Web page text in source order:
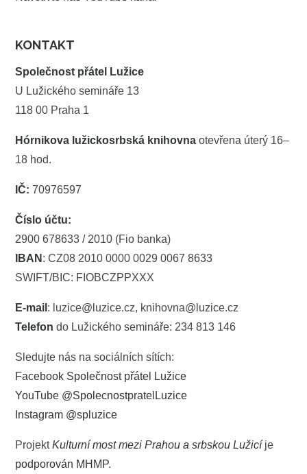
KONTAKT
Společnost přátel Lužice
U Lužického semináře 13
118 00 Praha 1
Hórnikova lužickosrbská knihovna otevřena úterý 16–
18 hod.
IČ: 70976597
Číslo účtu:
2900 678633 / 2010 (Fio banka)
IBAN : CZ08 2010 0000 0029 0067 8633
SWIFT/BIC: FIOBCZPPXXX
E-mail : luzice@luzice.cz, knihovna@luzice.cz
Telefon do Lužického semináře: 234 813 146
Sledujte nás na sociálních sítích:
Facebook Společnost přátel Lužice
YouTube @SpolecnostpratelLuzice
Instagram @spluzice
ProjektKulturní most mezi Prahou a srbskou Lužicíje
podporován MHMP.